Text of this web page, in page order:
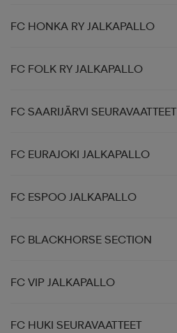
FC HONKA RY JALKAPALLO
FC FOLK RY JALKAPALLO
FC SAARIJÄRVI SEURAVAATTEET
FC EURAJOKI JALKAPALLO
FC ESPOO JALKAPALLO
FC BLACKHORSE SECTION
FC VIP JALKAPALLO
FC HUKI SEURAVAATTEET